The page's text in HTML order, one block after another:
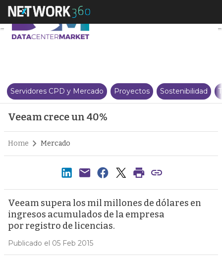
Veeam crece un 40%
Servidores CPD y Mercado Proyectos Sostenibilidad
Veeam crece un 40%
Home Mercado
Veeam supera los mil millones de dólares en
ingresos acumulados de la empresa
por registro de licencias.
Publicado el 05 Feb 2015